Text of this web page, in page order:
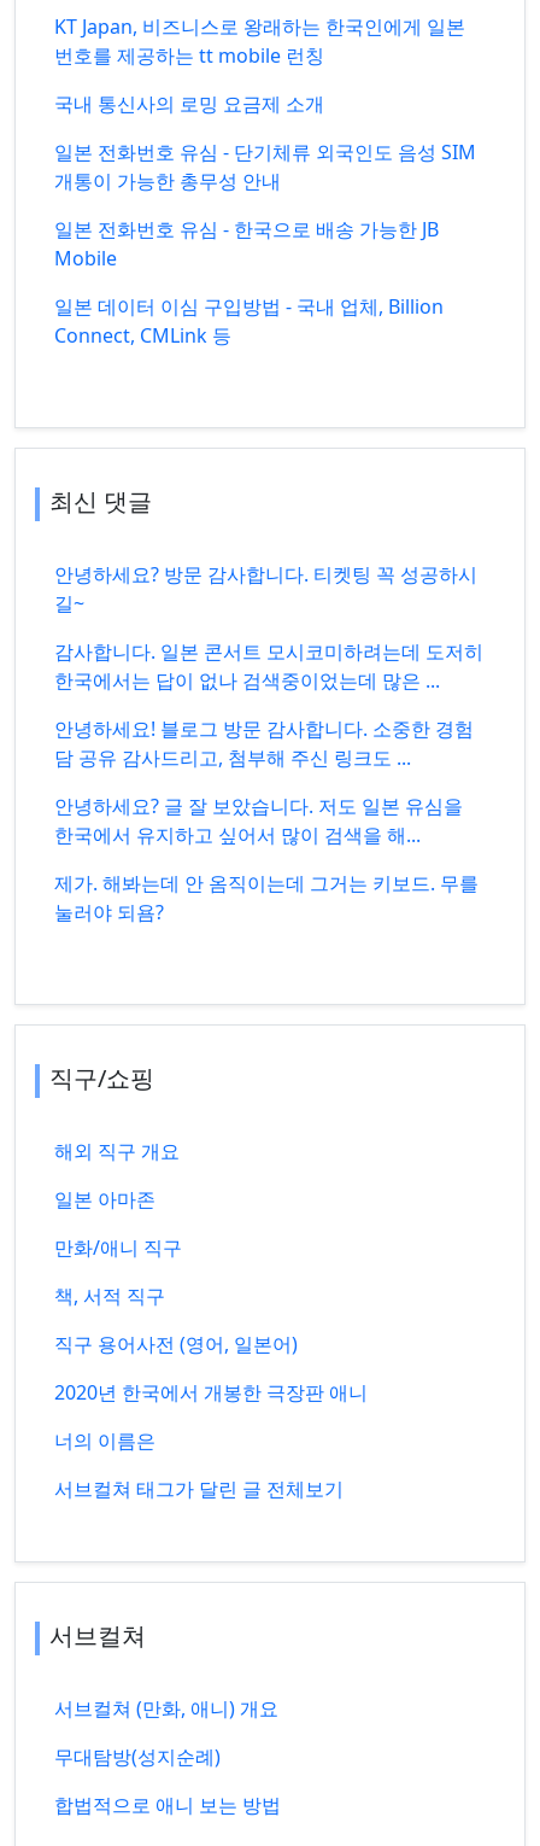
KT Japan, 비즈니스로 왕래하는 한국인에게 일본
번호를 제공하는 tt mobile 런칭
국내 통신사의 로밍 요금제 소개
일본 전화번호 유심 - 단기체류 외국인도 음성 SIM
개통이 가능한 총무성 안내
일본 전화번호 유심 - 한국으로 배송 가능한 JB
Mobile
일본 데이터 이심 구입방법 - 국내 업체, Billion
Connect, CMLink 등
최신 댓글
안녕하세요? 방문 감사합니다. 티켓팅 꼭 성공하시
길~
감사합니다. 일본 콘서트 모시코미하려는데 도저히
한국에서는 답이 없나 검색중이었는데 많은 ...
안녕하세요! 블로그 방문 감사합니다. 소중한 경험
담 공유 감사드리고, 첨부해 주신 링크도 ...
안녕하세요? 글 잘 보았습니다. 저도 일본 유심을
한국에서 유지하고 싶어서 많이 검색을 해...
제가. 해봐는데 안 옴직이는데 그거는 키보드. 무를
눌러야 되욤?
직구/쇼핑
해외 직구 개요
일본 아마존
만화/애니 직구
책, 서적 직구
직구 용어사전 (영어, 일본어)
2020년 한국에서 개봉한 극장판 애니
너의 이름은
서브컬쳐 태그가 달린 글 전체보기
서브컬쳐
서브컬쳐 (만화, 애니) 개요
무대탐방(성지순례)
합법적으로 애니 보는 방법